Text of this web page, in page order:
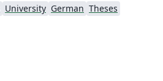
University German Theses